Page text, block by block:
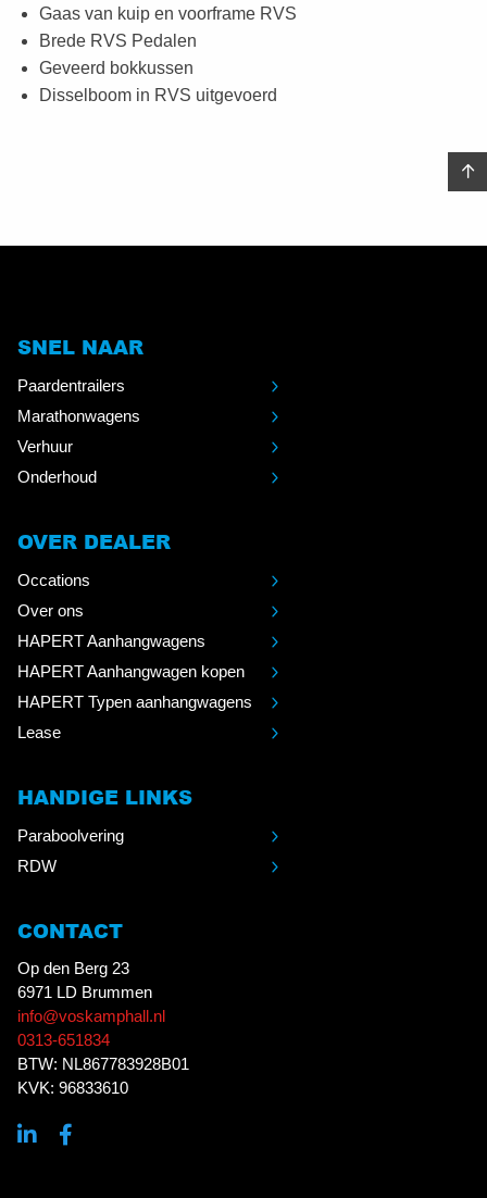
Gaas van kuip en voorframe RVS
Brede RVS Pedalen
Geveerd bokkussen
Disselboom in RVS uitgevoerd
SNEL NAAR
Paardentrailers
Marathonwagens
Verhuur
Onderhoud
OVER DEALER
Occations
Over ons
HAPERT Aanhangwagens
HAPERT Aanhangwagen kopen
HAPERT Typen aanhangwagens
Lease
HANDIGE LINKS
Paraboolvering
RDW
CONTACT
Op den Berg 23
6971 LD Brummen
info@voskamphall.nl
0313-651834
BTW: NL867783928B01
KVK: 96833610